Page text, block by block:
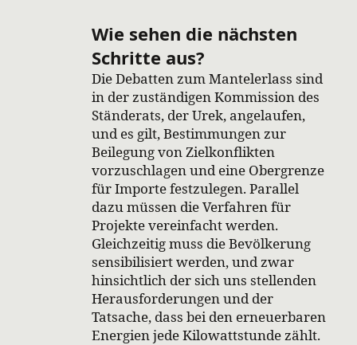
Wie sehen die nächsten
Schritte aus?
Die Debatten zum Mantelerlass sind
in der zuständigen Kommission des
Ständerats, der Urek, angelaufen,
und es gilt, Bestimmungen zur
Beilegung von Zielkonflikten
vorzuschlagen und eine Obergrenze
für Importe festzulegen. Parallel
dazu müssen die Verfahren für
Projekte vereinfacht werden.
Gleichzeitig muss die Bevölkerung
sensibilisiert werden, und zwar
hinsichtlich der sich uns stellenden
Herausforderungen und der
Tatsache, dass bei den erneuerbaren
Energien jede Kilowattstunde zählt.